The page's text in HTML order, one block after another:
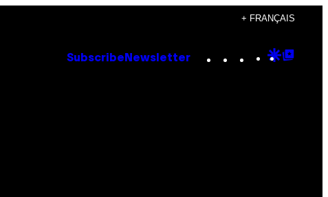
+ FRANÇAIS
Subscribe Newsletter Instagram
TikTok
YouTube
Google